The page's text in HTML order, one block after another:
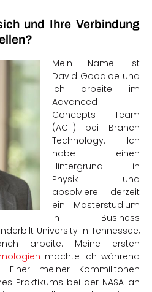
und Ihre Verbindung
Mein Name ist
David Goodloe und
ich arbeite im
Advanced
Concepts Team
(ACT) bei Branch
Technology. Ich
habe einen
Hintergrund in
Physik und
absolviere derzeit
ein Masterstudium
in Business
University in Tennessee,
arbeite. Meine ersten
machte ich während
Einer meiner Kommilitonen
Praktikums bei der NASA an